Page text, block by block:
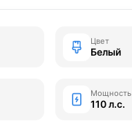
Цвет
Белый
Мощность
110 л.с.